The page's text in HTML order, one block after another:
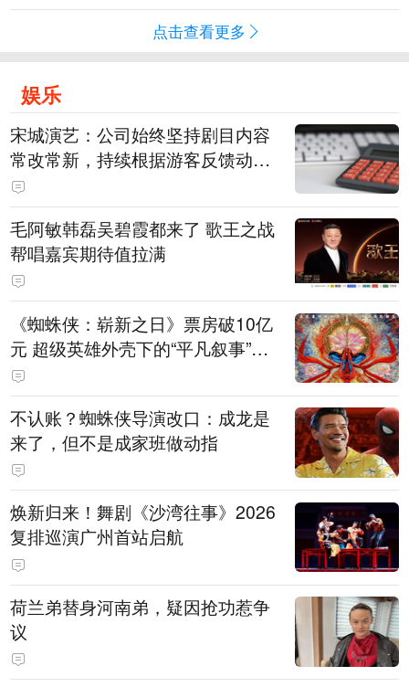
点击查看更多
娱乐
宋城演艺：公司始终坚持剧目内容
常改常新，持续根据游客反馈动态
优化节目配比
毛阿敏韩磊吴碧霞都来了 歌王之战
帮唱嘉宾期待值拉满
《蜘蛛侠：崭新之日》票房破10亿
元 超级英雄外壳下的“平凡叙事”打
动人心
不认账？蜘蛛侠导演改口：成龙是
来了，但不是成家班做动指
焕新归来！舞剧《沙湾往事》2026
复排巡演广州首站启航
荷兰弟替身河南弟，疑因抢功惹争
议